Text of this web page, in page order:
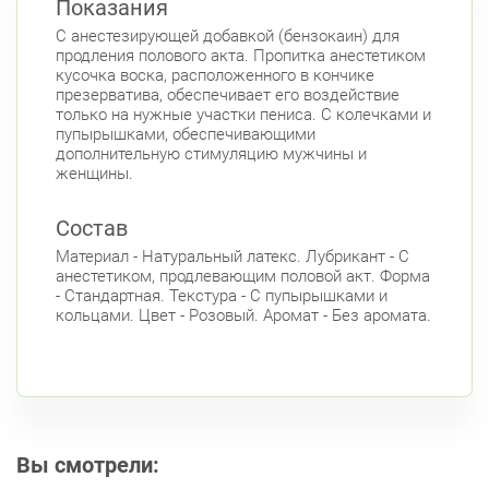
Красносельский район
Ленинский пр., д. 88 Круглосуточно
Юго-Западная
Московский район
Авиационная улица, д. 7 Круглосуточно
Парк Победы Электросила
ул. Чудновского, д. 19 (Российский пр., д. 7)
Круглосуточно
Проспект Большевиков
ул. Дыбенко ул., д. 8, к. 3 Круглосуточно
Улица Дыбенко
Чкаловский пр., д. 60
Петроградская
Показания
С анестезирующей добавкой (бензокаин) для
продления полового акта. Пропитка анестетиком
кусочка воска, расположенного в кончике
презерватива, обеспечивает его воздействие
только на нужные участки пениса. С колечками и
пупырышками, обеспечивающими
дополнительную стимуляцию мужчины и
женщины.
Состав
Материал - Натуральный латекс. Лубрикант - С
анестетиком, продлевающим половой акт. Форма
- Стандартная. Текстура - С пупырышками и
кольцами. Цвет - Розовый. Аромат - Без аромата.
Вы смотрели: